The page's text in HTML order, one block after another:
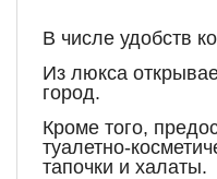
В числе удобств
Из люкса
город.
Кроме того,
туалетно-
тапочки и халаты.